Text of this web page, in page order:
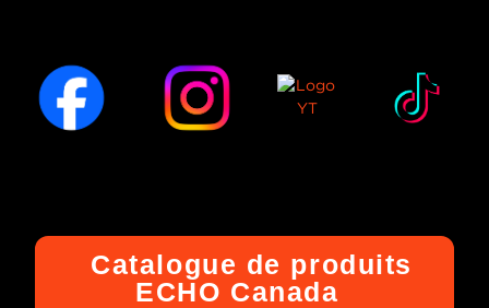
Catalogue de produits
ECHO Canada